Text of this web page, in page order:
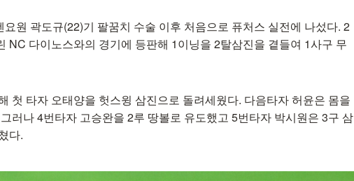
원 곽도규(22)기 팔꿈치 수술 이후 처음으로 퓨처스 실전에 나섰다. 2
NC 다이노스와의 경기에 등판해 1이닝을 2탈삼진을 곁들여 1사구 무
첫 타자 오태양을 헛스윙 삼진으로 돌려세웠다. 다음타자 허윤은 몸을
러나 4번타자 고승완을 2루 땅볼로 유도했고 5번타자 박시원은 3구 삼
다.